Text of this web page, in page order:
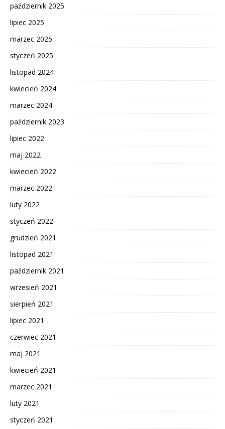
październik 2025
lipiec 2025
marzec 2025
styczeń 2025
listopad 2024
kwiecień 2024
marzec 2024
październik 2023
lipiec 2022
maj 2022
kwiecień 2022
marzec 2022
luty 2022
styczeń 2022
grudzień 2021
listopad 2021
październik 2021
wrzesień 2021
sierpień 2021
lipiec 2021
czerwiec 2021
maj 2021
kwiecień 2021
marzec 2021
luty 2021
styczeń 2021